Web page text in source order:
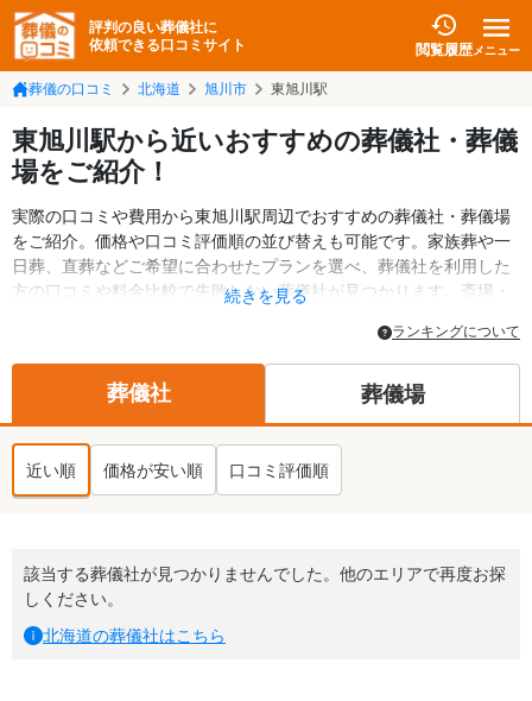
評判の良い葬儀社に
依頼できる口コミサイト
閲覧履歴メニュー
葬儀の口コミ 北海道 旭川市 東旭川駅
東旭川駅から近いおすすめの葬儀社・葬儀
場をご紹介！
実際の口コミや費用から東旭川駅周辺でおすすめの葬儀社・葬儀場
をご紹介。価格や口コミ評価順の並び替えも可能です。家族葬や一
日葬、直葬などご希望に合わせたプランを選べ、葬儀社を利用した
方の口コミや料金比較で失敗しない葬儀社が見つかります。斎場・
報も掲載しています。24時間の相談受付で深夜・早朝でも対応可能
です。
続きを見る
ランキングについて
葬儀社 葬儀場
近い順 価格が安い順 口コミ評価順
該当する葬儀社が見つかりませんでした。他のエリアで再度お探
しください。
北海道の葬儀社はこちら